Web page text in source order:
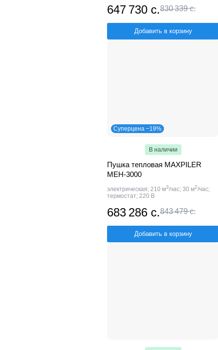
647 730 с.830 339 с.
Добавить в корзину
Суперцена −19%
В наличии
Пушка тепловая MAXPILER
MEH-3000
электрическая; 210 м3/час; 30 м2/час;
термостат; 220 В
683 286 с.843 479 с.
Добавить в корзину